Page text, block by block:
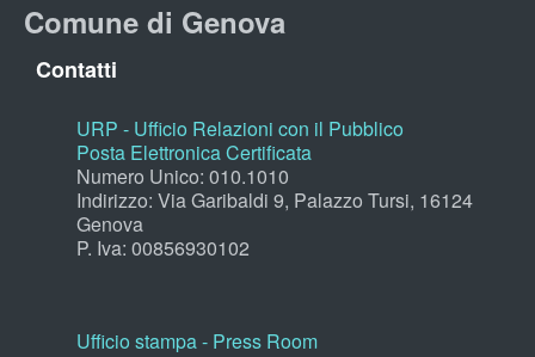
Comune di Genova
Contatti
URP - Ufficio Relazioni con il Pubblico
Posta Elettronica Certificata
Numero Unico: 010.1010
Indirizzo: Via Garibaldi 9, Palazzo Tursi, 16124
Genova
P. Iva: 00856930102
Ufficio stampa - Press Room